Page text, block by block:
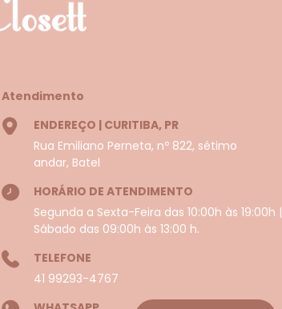
Atendimento
ENDEREÇO | CURITIBA, PR
Rua Emiliano Perneta, nº 822, sétimo
andar, Batel
HORÁRIO DE ATENDIMENTO
Segunda a Sexta-Feira das 10:00h às 19:00h |
Sábado das 09:00h às 13:00 h.
TELEFONE
41 99293-4767